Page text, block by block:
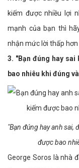
kiếm được nhiều lợi
mạnh của bạn thì
nhận mức lời thấp
3. "Bạn đúng hay
bao nhiêu khi đúng
"Bạn đúng hay anh sai,
được bao
George Soros là nhà